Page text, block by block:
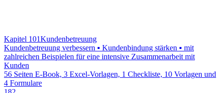
Kapitel 101Kundenbetreuung
Kundenbetreuung verbessern ▪ Kundenbindung stärken ▪ mit
zahlreichen Beispielen für eine intensive Zusammenarbeit mit
Kunden
56 Seiten E-Book, 3 Excel-Vorlagen, 1 Checkliste, 10 Vorlagen und
4 Formulare